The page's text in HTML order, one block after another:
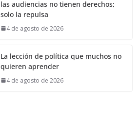
las audiencias no tienen derechos;
solo la repulsa
4 de agosto de 2026
La lección de política que muchos no
quieren aprender
4 de agosto de 2026